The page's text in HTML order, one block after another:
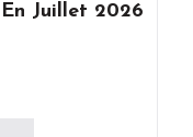
Juillet 2026